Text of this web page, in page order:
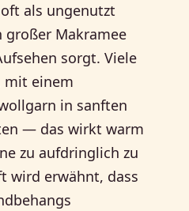
als ungenutzt
großer Makramee
sorgt. Viele
mit einem
in sanften
— das wirkt warm
zu aufdringlich zu
wird erwähnt, dass